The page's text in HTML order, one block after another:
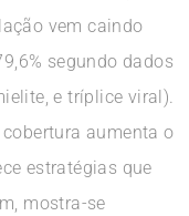
vem caindo
segundo dados
e tríplice viral).
aumenta o
estratégias que
mostra-se